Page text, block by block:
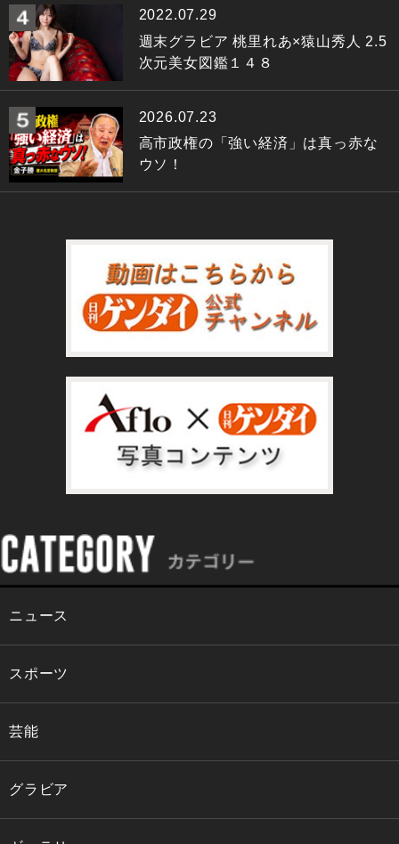
2022.07.29
週末グラビア 桃里れあ×猿山秀人 2.5
次元美女図鑑１４８
2026.07.23
高市政権の「強い経済」は真っ赤な
ウソ！
ニュース
スポーツ
芸能
グラビア